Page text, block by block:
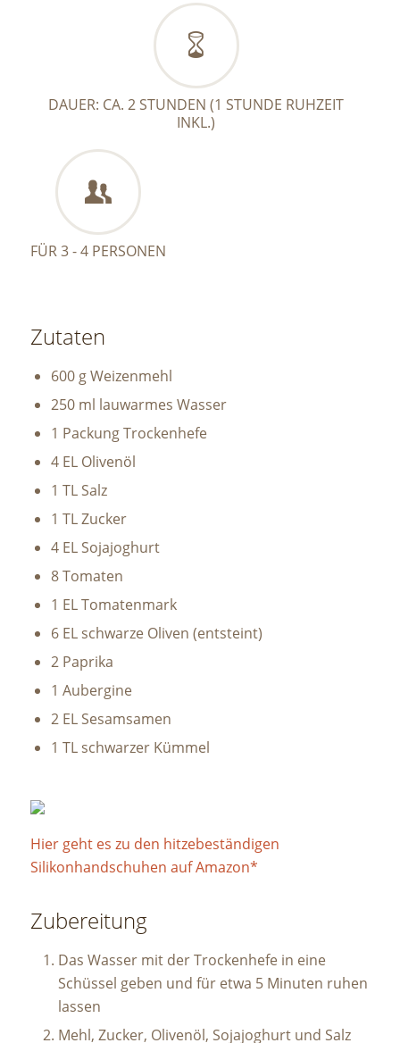
DAUER: CA. 2 STUNDEN (1 STUNDE RUHZEIT
INKL.)
FÜR 3 - 4 PERSONEN
Zutaten
600 g Weizenmehl
250 ml lauwarmes Wasser
1 Packung Trockenhefe
4 EL Olivenöl
1 TL Salz
1 TL Zucker
4 EL Sojajoghurt
8 Tomaten
1 EL Tomatenmark
6 EL schwarze Oliven (entsteint)
2 Paprika
1 Aubergine
2 EL Sesamsamen
1 TL schwarzer Kümmel
Hier geht es zu den hitzebeständigen
Silikonhandschuhen auf Amazon*
Zubereitung
Das Wasser mit der Trockenhefe in eine
Schüssel geben und für etwa 5 Minuten ruhen
lassen
Mehl, Zucker, Olivenöl, Sojajoghurt und Salz